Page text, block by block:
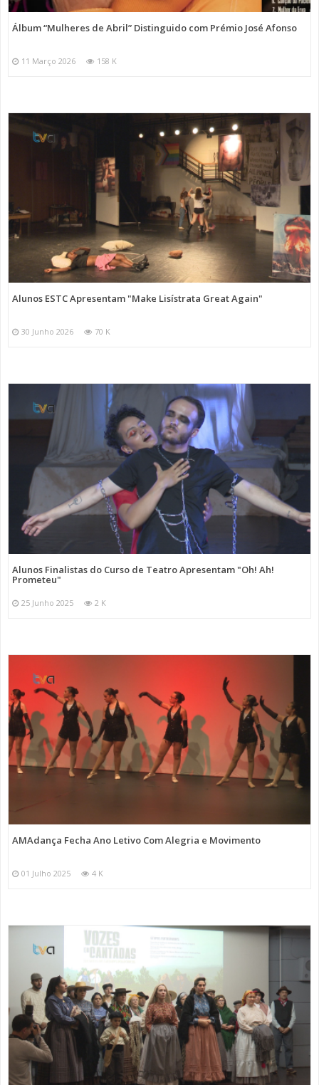
Álbum “Mulheres de Abril” Distinguido com Prémio José Afonso
11 Março 2026 158 K
Alunos ESTC Apresentam "Make Lisístrata Great Again"
30 Junho 2026 70 K
Alunos Finalistas do Curso de Teatro Apresentam "Oh! Ah!
Prometeu"
25 Junho 2025 2 K
AMAdança Fecha Ano Letivo Com Alegria e Movimento
01 Julho 2025 4 K